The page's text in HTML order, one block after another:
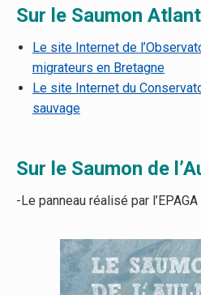
Sur le Saumon
Le site Internet de
migrateurs en Bretagne
Le site Internet du
sauvage
Sur le Saumon de
-Le panneau réalisé par l’EPAGA